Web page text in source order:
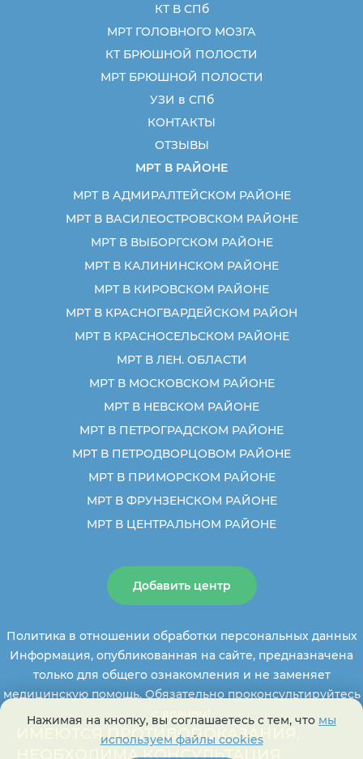
КТ В СПб
МРТ ГОЛОВНОГО МОЗГА
КТ БРЮШНОЙ ПОЛОСТИ
МРТ БРЮШНОЙ ПОЛОСТИ
УЗИ в СПб
КОНТАКТЫ
ОТЗЫВЫ
МРТ В РАЙОНЕ
МРТ В АДМИРАЛТЕЙСКОМ РАЙОНЕ
МРТ В ВАСИЛЕОСТРОВСКОМ РАЙОНЕ
МРТ В ВЫБОРГСКОМ РАЙОНЕ
МРТ В КАЛИНИНСКОМ РАЙОНЕ
МРТ В КИРОВСКОМ РАЙОНЕ
МРТ В КРАСНОГВАРДЕЙСКОМ РАЙОН
МРТ В КРАСНОСЕЛЬСКОМ РАЙОНЕ
МРТ В ЛЕН. ОБЛАСТИ
МРТ В МОСКОВСКОМ РАЙОНЕ
МРТ В НЕВСКОМ РАЙОНЕ
МРТ В ПЕТРОГРАДСКОМ РАЙОНЕ
МРТ В ПЕТРОДВОРЦОВОМ РАЙОНЕ
МРТ В ПРИМОРСКОМ РАЙОНЕ
МРТ В ФРУНЗЕНСКОМ РАЙОНЕ
МРТ В ЦЕНТРАЛЬНОМ РАЙОНЕ
Добавить центр
Политика в отношении обработки персональных данных
Информация, опубликованная на сайте, предназначена
только для общего ознакомления и не заменяет
медицинскую помощь. Обязательно проконсультируйтесь
ИМЕЮТСЯ ПРОТИВОПОКАЗАНИЯ,
НЕОБХОДИМА КОНСУЛЬТАЦИЯ
Нажимая на кнопку, вы соглашаетесь с тем, что мы
используем файлы cookies